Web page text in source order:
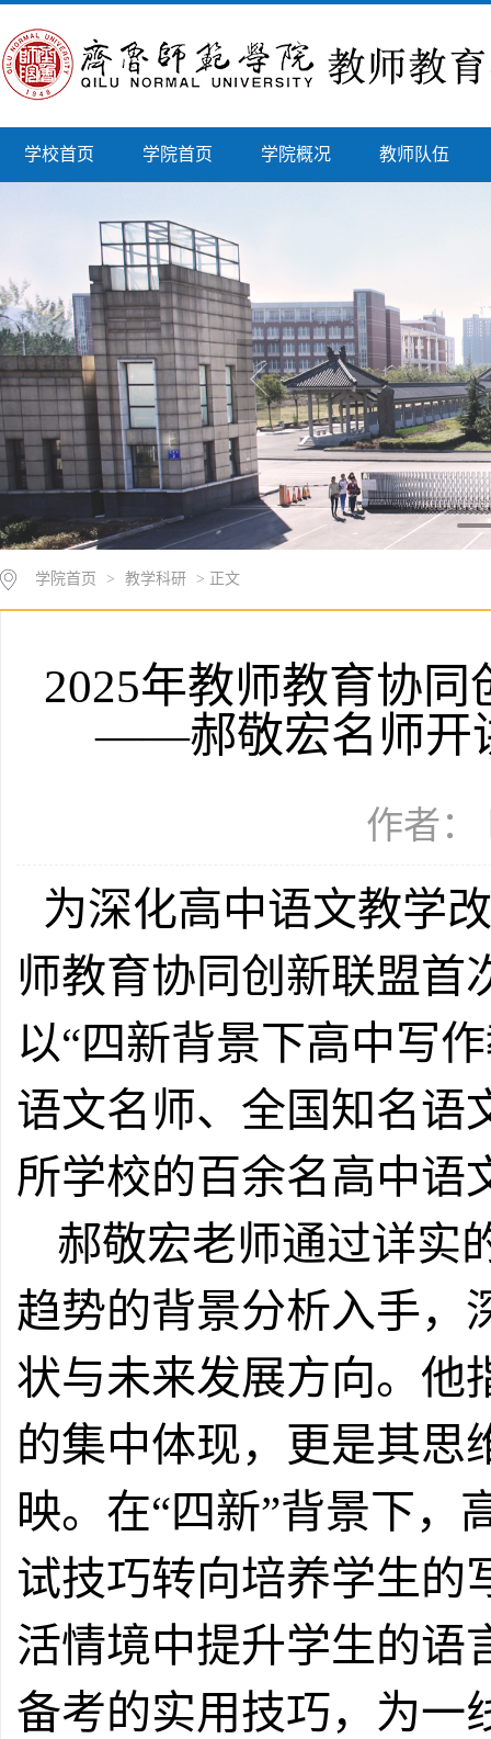
学校首页 学院首页 学院概况 教师队伍
学院首页 > 教学科研 > 正文
2025年教师教育协
——郝敬宏名师开
作者：
为深化高中语文教学
师教育协同创新联盟首
以“四新背景下高中写
语文名师、全国知名语
所学校的百余名高中语
郝敬宏老师通过详实
趋势的背景分析入手，
状与未来发展方向。他
的集中体现，更是其思
映。在“四新”背景下
试技巧转向培养学生的
活情境中提升学生的语
备考的实用技巧，为一